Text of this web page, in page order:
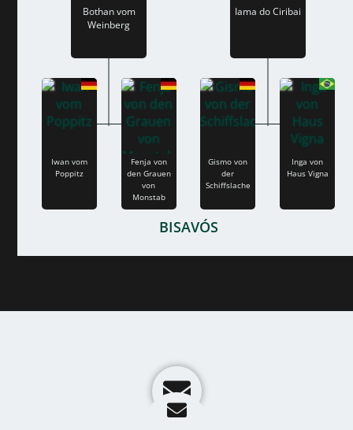
Bothan vom
Weinberg
Iama do Ciribai
Iwan vom
Poppitz
Fenja von
den Grauen
von
Monstab
Gismo von
der
Schiffslache
Inga von
Haus Vigna
BISAVÓS